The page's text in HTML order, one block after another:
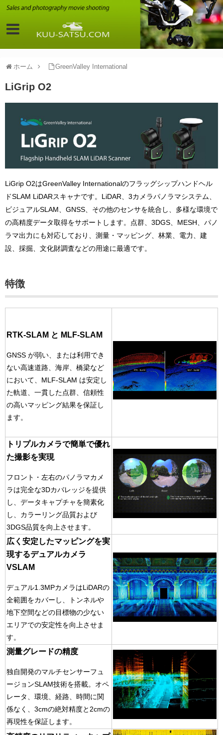
ホーム GreenValley International
LiGrip O2
LiGrip O2はGreenValley Internationalのフラッグシップハンドヘル
ドSLAM LiDARスキャナです。LiDAR、3カメラパノラマシステム、
ビジュアルSLAM、GNSS、その他のセンサを統合し、多様な環境で
の高精度データ取得をサポートします。点群、3DGS、MESH、パノ
ラマ出力にも対応しており、測量・マッピング、林業、電力、建
設、採掘、文化財調査などの用途に最適です。
特徴
RTK-SLAM と MLF-SLAM
GNSS が弱い、または利用でき
ない高速道路、海岸、橋梁など
において、MLF-SLAM は安定し
た軌道、一貫した点群、信頼性
の高いマッピング結果を保証し
ます。
トリプルカメラで簡単で優れ
た撮影を実現
フロント・左右のパノラマカメ
ラは完全な3Dカバレッジを提供
し、データキャプチャを簡素化
し、カラーリング品質および
3DGS品質を向上させます。
広く安定したマッピングを実
現するデュアルカメラ
VSLAM
デュアル1.3MPカメラはLiDARの
全範囲をカバーし、トンネルや
地下空間などの目標物の少ない
エリアでの安定性を向上させま
す。
測量グレードの精度
独自開発のマルチセンサーフュ
ージョンSLAM技術を搭載。 オペ
レータ、環境、経路、時間に関
係なく、3cmの絶対精度と2cmの
再現性を保証します。